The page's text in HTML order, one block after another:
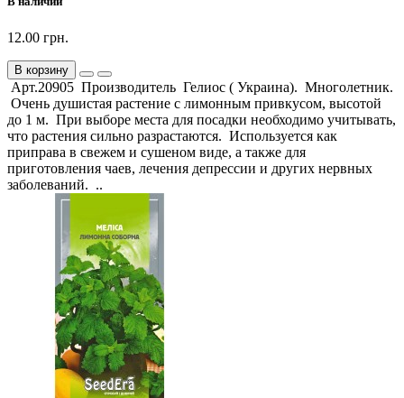
12.00 грн.
В корзину
Арт.20905 Производитель Гелиос ( Украина). Многолетник.
Очень душистая растение с лимонным привкусом, высотой
до 1 м. При выборе места для посадки необходимо учитывать,
что растения сильно разрастаются. Используется как
приправа в свежем и сушеном виде, а также для
приготовления чаев, лечения депрессии и других нервных
заболеваний. ..